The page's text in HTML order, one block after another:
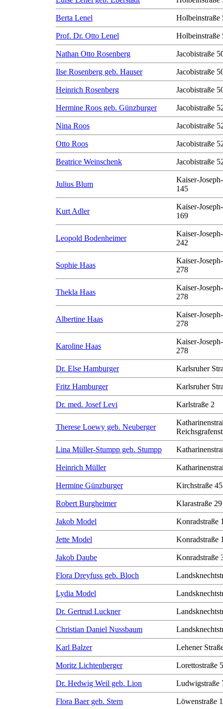
Berta Lenel Holbeinstraße
Prof. Dr. Otto Lenel Holbeinstraße
Nathan Otto Rosenberg Jacobistraße
Ilse Rosenberg geb. Hauser Jacobistraße
Heinrich Rosenberg Jacobistraße
Hermine Roos geb. Günzburger Jacobistraße
Nina Roos Jacobistraße
Otto Roos Jacobistraße
Beatrice Weinschenk Jacobistraße
Julius Blum
Kaiser-
145
Kurt Adler
Kaiser-
169
Leopold Bodenheimer
Kaiser-
242
Sophie Haas
Kaiser-
278
Thekla Haas
Kaiser-
278
Albertine Haas
Kaiser-
278
Karoline Haas
Kaiser-
278
Dr. Else Hamburger Karlsruher
Fritz Hamburger Karlsruher
Dr. med. Josef Levi Karlstraße 2
Therese Loewy geb. Neuberger
Lina Müller-Stumpp geb. Stumpp
Heinrich Müller
Hermine Günzburger Kirchstraße 45
Robert Burgheimer Klarastraße 29
Jakob Model Konradstraße
Jette Model Konradstraße
Jakob Daube Konradstraße
Flora Dreyfuss geb. Bloch
Lydia Model
Dr. Gertrud Luckner
Christian Daniel Nussbaum
Karl Balzer Lehener
Moritz Lichtenberger Lorettostraße
Dr. Hedwig Weil geb. Lion Ludwigstraße
Flora Baer geb. Stern Löwenstraße 1